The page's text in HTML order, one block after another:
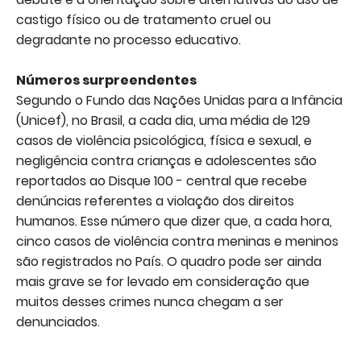
castigo físico ou de tratamento cruel ou
degradante no processo educativo.
Números surpreendentes
Segundo o Fundo das Nações Unidas para a Infância
(Unicef), no Brasil, a cada dia, uma média de 129
casos de violência psicológica, física e sexual, e
negligência contra crianças e adolescentes são
reportados ao Disque 100 - central que recebe
denúncias referentes a violação dos direitos
humanos. Esse número que dizer que, a cada hora,
cinco casos de violência contra meninas e meninos
são registrados no País. O quadro pode ser ainda
mais grave se for levado em consideração que
muitos desses crimes nunca chegam a ser
denunciados.